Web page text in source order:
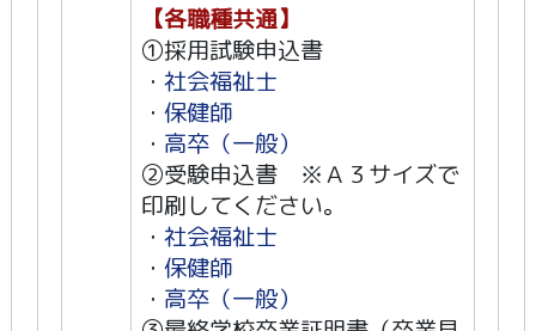
【各職種共通】
①採用試験申込書
・ 社会福祉士
・ 保健師
・ 高卒（一般）
②受験申込書 ※Ａ３サイズで
印刷してください。
・ 社会福祉士
・ 保健師
・ 高卒（一般）